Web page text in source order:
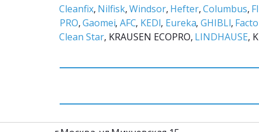
Cleanfix, Nilfisk, Windsor, Hefter, Columbus,
PRO, Gaomei, AFC, KEDI, Eureka, GHIBLI,
Clean Star, KRAUSEN ECOPRO, LINDHAUSE,